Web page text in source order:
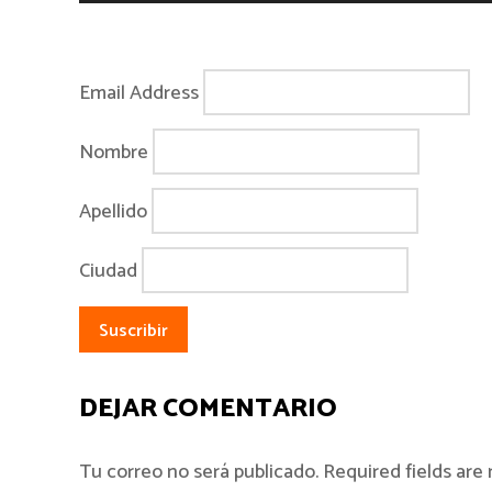
Email Address
Nombre
Apellido
Ciudad
DEJAR COMENTARIO
Tu correo no será publicado. Required fields are